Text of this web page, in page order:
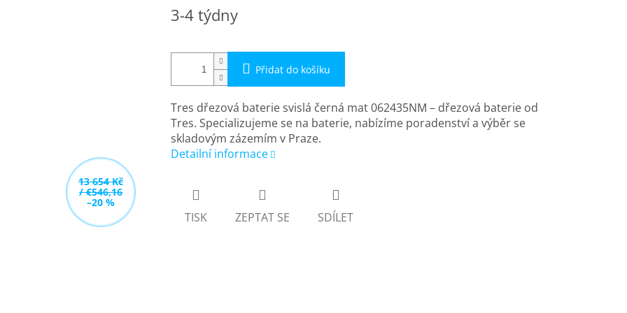
13 654 Kč
/ €546,16
–20 %
cena:
3-4 týdny
Přidat do košíku
Tres dřezová baterie svislá černá mat 062435NM – dřezová baterie od
Tres. Specializujeme se na baterie, nabízíme poradenství a výběr se
skladovým zázemím v Praze.
Detailní informace
TISK ZEPTAT SE SDÍLET